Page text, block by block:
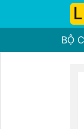
BỘ